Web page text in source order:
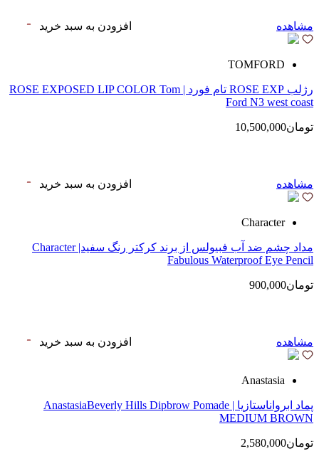
مشاهده افزودن به سبد خرید
TOMFORD
رژلب ROSE EXP تام فورد | ROSE EXPOSED LIP COLOR Tom
Ford N3 west coast
تومان10,500,000
مشاهده افزودن به سبد خرید
Character
مداد چشم ضد آب فبیولس از برند کرکتر رنگ سفید| Character
Fabulous Waterproof Eye Pencil
تومان900,000
مشاهده افزودن به سبد خرید
Anastasia
پماد ابرواناستازیا | AnastasiaBeverly Hills Dipbrow Pomade
MEDIUM BROWN
تومان2,580,000